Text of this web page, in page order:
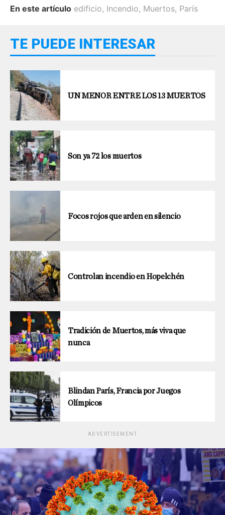
En este artículo edificio, Incendio, Muertos, París
TE PUEDE INTERESAR
UN MENOR ENTRE LOS 13 MUERTOS
Son ya 72 los muertos
Focos rojos que arden en silencio
Controlan incendio en Hopelchén
Tradición de Muertos, más viva que
nunca
Blindan París, Francia por Juegos
Olímpicos
ADVERTISEMENT